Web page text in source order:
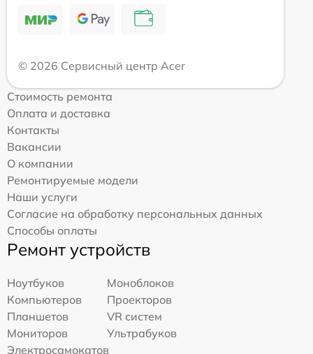
© 2026 Сервисный центр Acer
Стоимость ремонта
Оплата и доставка
Контакты
Вакансии
О компании
Ремонтируемые модели
Наши услуги
Согласие на обработку персональных данных
Способы оплаты
Ремонт устройств
Ноутбуков
Моноблоков
Компьютеров
Проекторов
Планшетов
VR систем
Мониторов
Ультрабуков
Электросамокатов